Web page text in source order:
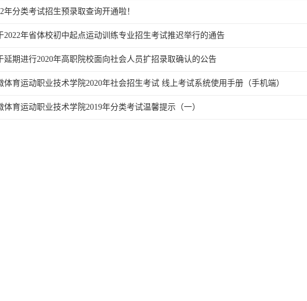
年分类考试招生预录取查询开通啦！
2022年省体校初中起点运动训练专业招生考试推迟举行的通告
延期进行2020年高职院校面向社会人员扩招录取确认的公告
体育运动职业技术学院2020年社会招生考试 线上考试系统使用手册（手机端）
体育运动职业技术学院2019年分类考试温馨提示（一）